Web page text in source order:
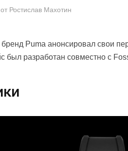
от Ростислав Махотин
Puma анонсировал свои
был разработан совместно с